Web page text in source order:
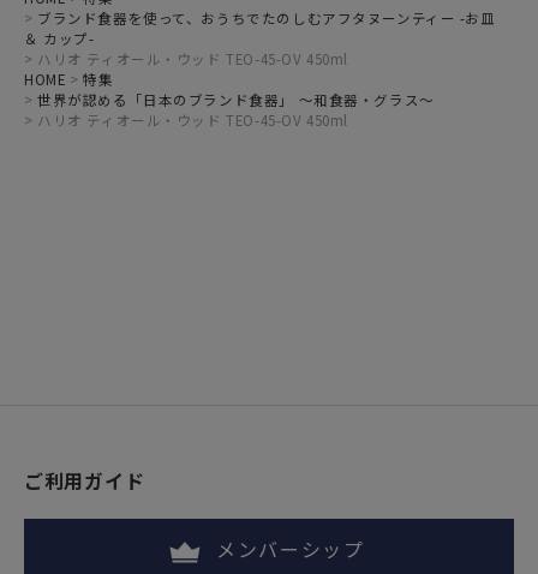
ブランド食器を使って、おうちでたのしむアフタヌーンティー -お皿
＆ カップ-
ハリオ ティオール・ウッド TEO-45-OV 450ml
HOME
特集
世界が認める「日本のブランド食器」 ～和食器・グラス～
ハリオ ティオール・ウッド TEO-45-OV 450ml
ご利用ガイド
メンバーシップ